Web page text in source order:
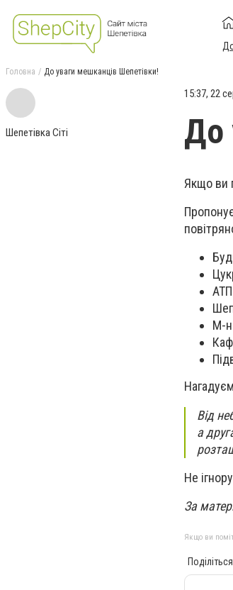
Головна До уваги мешканців Шепетівки!
Шепетівка Сіті
15:37, 22
До
Якщо ви
М-
Від
а
Не
За
Якщо ви